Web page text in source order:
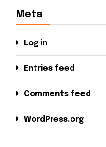
Meta
Log in
Entries feed
Comments feed
WordPress.org